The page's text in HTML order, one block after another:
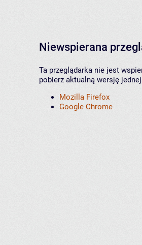
Niewspierana
Ta przeglądarka nie jest
pobierz aktualną wersję
Mozilla Firefox
Google Chrome